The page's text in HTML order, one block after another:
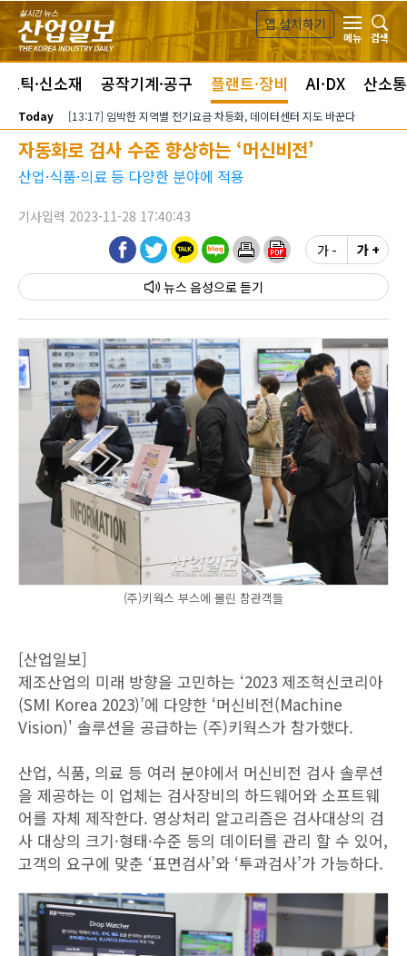
본문 바로가기
앱 설치하기
메뉴
검색
틱·신소재 공작기계·공구 플랜트·장비 AI·DX 산소통
Today [13:17] 임박한 지역별 전기요금 차등화, 데이터센터 지도 바꾼다
자동화로 검사 수준 향상하는 ‘머신비전’
산업·식품·의료 등 다양한 분야에 적용
기사입력 2023-11-28 17:40:43
뉴스 음성
가 - 가 +
(주)키웍스 부스에 몰린 참관객들
[산업일보]
제조산업의 미래 방향을 고민하는 ‘2023 제조혁신코리아
(SMI Korea 2023)’에 다양한 ‘머신비전(Machine
Vision)' 솔루션을 공급하는 (주)키웍스가 참가했다.
산업, 식품, 의료 등 여러 분야에서 머신비전 검사 솔루션
을 제공하는 이 업체는 검사장비의 하드웨어와 소프트웨
어를 자체 제작한다. 영상처리 알고리즘은 검사대상의 검
사 대상의 크기·형태·수준 등의 데이터를 관리 할 수 있어,
고객의 요구에 맞춘 ‘표면검사’와 ‘투과검사’가 가능하다.